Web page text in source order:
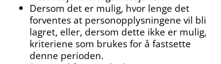
Dersom det er mulig, hvor lenge det
forventes at personopplysningene vil bli
lagret, eller, dersom dette ikke er mulig,
kriteriene som brukes for å fastsette
denne perioden.